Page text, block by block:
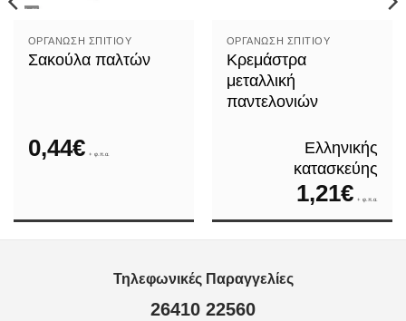
ΟΡΓΆΝΩΣΗ ΣΠΙΤΙΟΎ
Σακούλα παλτών
0,44€ + φ.π.α.
ΟΡΓΆΝΩΣΗ ΣΠΙΤΙΟΎ
Κρεμάστρα
μεταλλική
παντελονιών
Ελληνικής
κατασκεύης
1,21€ + φ.π.α.
Τηλεφωνικές Παραγγελίες
26410 22560